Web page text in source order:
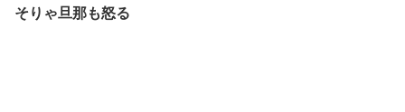
そりゃ旦那も怒る